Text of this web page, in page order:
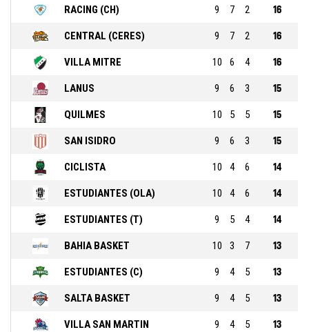
RACING (CH) 9 7 2 16
CENTRAL (CERES) 9 7 2 16
VILLA MITRE 10 6 4 16
LANUS 9 6 3 15
QUILMES 10 5 5 15
SAN ISIDRO 9 6 3 15
CICLISTA 10 4 6 14
ESTUDIANTES (OLA) 10 4 6 14
ESTUDIANTES (T) 9 5 4 14
BAHIA BASKET 10 3 7 13
ESTUDIANTES (C) 9 4 5 13
SALTA BASKET 9 4 5 13
VILLA SAN MARTIN 9 4 5 13